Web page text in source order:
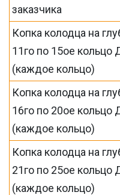
заказчика
Копка колодца на
11го по 15ое кольцо
(каждое кольцо)
Копка колодца на
16го по 20ое кольцо
(каждое кольцо)
Копка колодца на
21го по 25ое кольцо
(каждое кольцо)